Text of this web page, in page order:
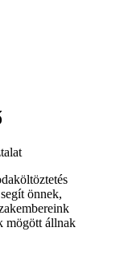
önnek,
mögött állnak